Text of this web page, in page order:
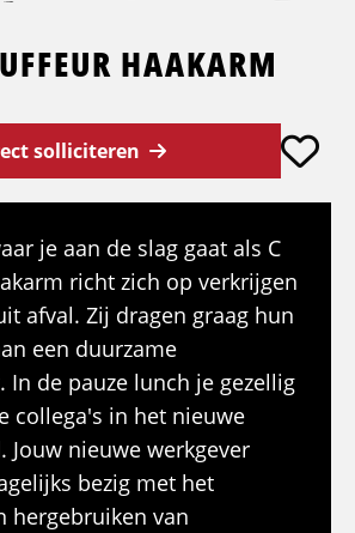
HAAKARM
solliciteren
je aan de slag gaat als C
richt zich op verkrijgen
afval. Zij dragen graag hun
een duurzame
In de pauze lunch je gezellig
collega's in het nieuwe
Jouw nieuwe werkgever
bezig met het
hergebruiken van